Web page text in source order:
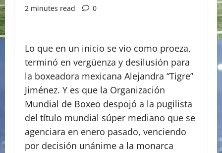
2 minutes read
0
Lo que en un inicio se vio como proeza,
terminó en vergüenza y desilusión para
la boxeadora mexicana Alejandra “Tigre”
Jiménez. Y es que la Organización
Mundial de Boxeo despojó a la pugilista
del título mundial súper mediano que se
agenciara en enero pasado, venciendo
por decisión unánime a la monarca